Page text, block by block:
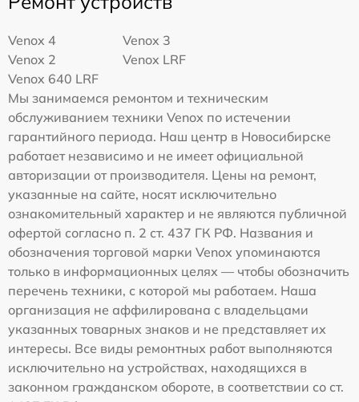
Venox 4
Venox 3
Venox 2
Venox LRF
Venox 640 LRF
Мы занимаемся ремонтом и техническим
обслуживанием техники Venox по истечении
гарантийного периода. Наш центр в Новосибирске
работает независимо и не имеет официальной
авторизации от производителя. Цены на ремонт,
указанные на сайте, носят исключительно
ознакомительный характер и не являются публичной
офертой согласно п. 2 ст. 437 ГК РФ. Названия и
обозначения торговой марки Venox упоминаются
только в информационных целях — чтобы обозначить
перечень техники, с которой мы работаем. Наша
организация не аффилирована с владельцами
указанных товарных знаков и не представляет их
интересы. Все виды ремонтных работ выполняются
исключительно на устройствах, находящихся в
законном гражданском обороте, в соответствии со ст.